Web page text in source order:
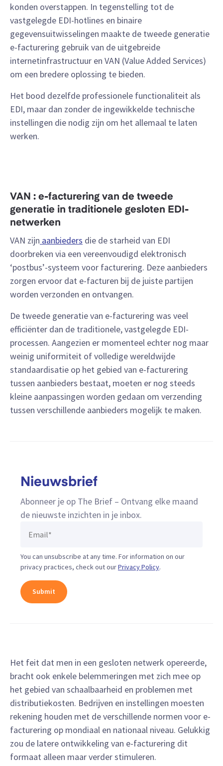
konden overstappen. In tegenstelling tot de
vastgelegde EDI-hotlines en binaire
gegevensuitwisselingen maakte de tweede generatie
e-facturering gebruik van de uitgebreide
internetinfrastructuur en VAN (Value Added Services)
om een bredere oplossing te bieden.
Het bood dezelfde professionele functionaliteit als
EDI, maar dan zonder de ingewikkelde technische
instellingen die nodig zijn om het allemaal te laten
werken.
VAN : e-facturering van de tweede
generatie in traditionele gesloten EDI-
netwerken
VAN zijn aanbieders die de starheid van EDI
doorbreken via een vereenvoudigd elektronisch
‘postbus’-systeem voor facturering. Deze aanbieders
zorgen ervoor dat e-facturen bij de juiste partijen
worden verzonden en ontvangen.
De tweede generatie van e-facturering was veel
efficiënter dan de traditionele, vastgelegde EDI-
processen. Aangezien er momenteel echter nog maar
weinig uniformiteit of volledige wereldwijde
standaardisatie op het gebied van e-facturering
tussen aanbieders bestaat, moeten er nog steeds
kleine aanpassingen worden gedaan om verzending
tussen verschillende aanbieders mogelijk te maken.
Nieuwsbrief
Abonneer je op The Brief – Ontvang elke maand
de nieuwste inzichten in je inbox.
You can unsubscribe at any time. For information on our
privacy practices, check out ourPrivacy Policy.
Het feit dat men in een gesloten netwerk opereerde,
bracht ook enkele belemmeringen met zich mee op
het gebied van schaalbaarheid en problemen met
distributiekosten. Bedrijven en instellingen moesten
rekening houden met de verschillende normen voor e-
facturering op mondiaal en nationaal niveau. Gelukkig
zou de latere ontwikkeling van e-facturering dit
formaat alleen maar verder stimuleren.